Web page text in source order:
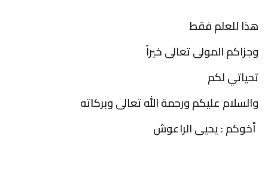
هذا للعلم فقط
وجزاكم المولى تعالى خيراً
تحياتي لكم
والسلام عليكم ورحمة الله تعالى وبركاته
أخوكم : يحيى الراعوش